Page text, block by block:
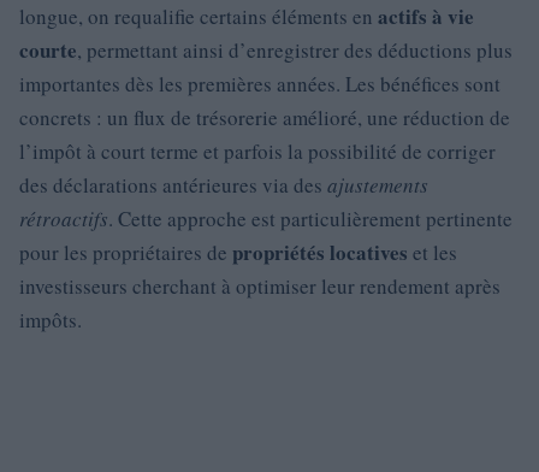
longue, on requalifie certains éléments en actifs à vie
courte, permettant ainsi d’enregistrer des déductions plus
importantes dès les premières années. Les bénéfices sont
concrets : un flux de trésorerie amélioré, une réduction de
l’impôt à court terme et parfois la possibilité de corriger
des déclarations antérieures via des ajustements
rétroactifs. Cette approche est particulièrement pertinente
pour les propriétaires de propriétés locatives et les
investisseurs cherchant à optimiser leur rendement après
impôts.